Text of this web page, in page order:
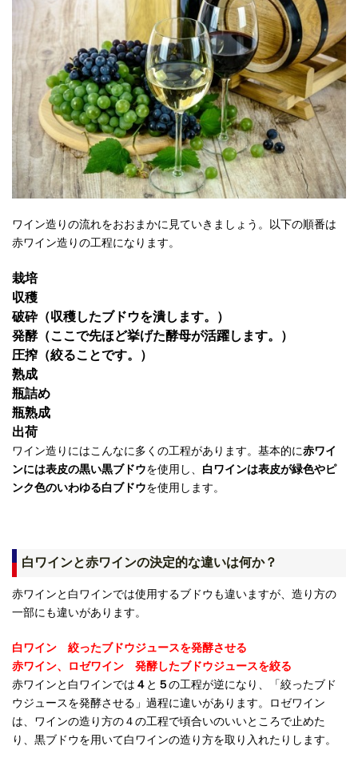
ワイン造りの流れをおおまかに見ていきましょう。以下の順番は
赤ワイン造りの工程になります。
栽培
収穫
破砕（収穫したブドウを潰します。）
発酵（ここで先ほど挙げた酵母が活躍します。）
圧搾（絞ることです。）
熟成
瓶詰め
瓶熟成
出荷
ワイン造りにはこんなに多くの工程があります。基本的に赤ワイ
ンには表皮の黒い黒ブドウを使用し、 白ワインは表皮が緑色やピ
ンク色のいわゆる白ブドウを使用します。
白ワインと赤ワインの決定的な違いは何か？
赤ワインと白ワインでは使用するブドウも違いますが、造り方の
一部にも違いがあります。
白ワイン 絞ったブドウジュースを発酵させる
赤ワイン、ロゼワイン 発酵したブドウジュースを絞る
赤ワインと白ワインでは ４ と ５の工程が逆になり、「絞ったブド
ウジュースを発酵させる」過程に違いがあります。ロゼワイン
は、ワインの造り方の４の工程で頃合いのいいところで止めた
り、黒ブドウを用いて白ワインの造り方を取り入れたりします。